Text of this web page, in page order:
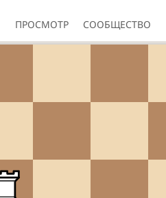
ПРОСМОТР СООБЩЕСТВО